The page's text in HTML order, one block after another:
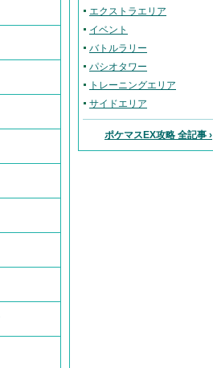
エクストラエリア
イベント
バトルラリー
パシオタワー
トレーニングエリア
サイドエリア
ポケマスEX攻略 全記事 ›